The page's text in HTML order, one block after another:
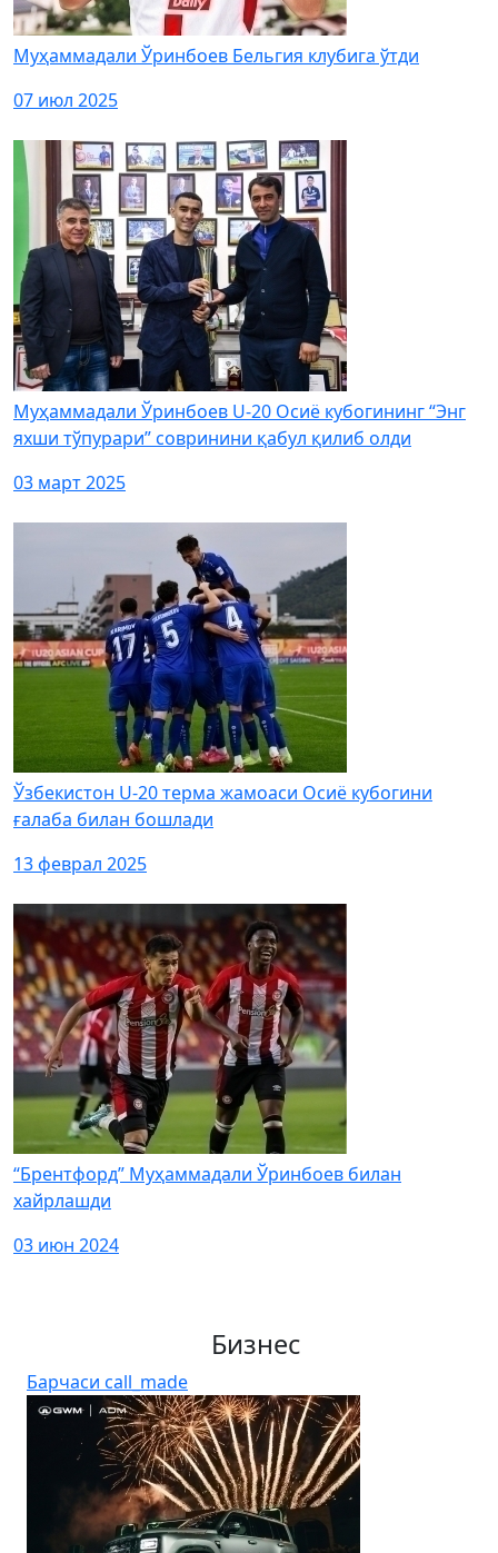
Муҳаммадали Ўринбоев Бельгия клубига ўтди
07 июл 2025
Муҳаммадали Ўринбоев U-20 Осиё кубогининг “Энг
яхши тўпурари” совринини қабул қилиб олди
03 март 2025
Ўзбекистон U-20 терма жамоаси Осиё кубогини
ғалаба билан бошлади
13 феврал 2025
“Брентфорд” Муҳаммадали Ўринбоев билан
хайрлашди
03 июн 2024
Бизнес
Барчаси call_made